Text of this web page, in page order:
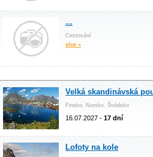
...
Cestování
více »
Velká skandinávská
Finsko, Norsko, Švédsko
16.07.2027 - 17 dní
Lofoty na kole